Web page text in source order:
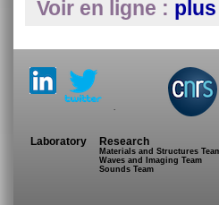
Voir en ligne :
Laboratory Research
Materials and Structures
Waves and Imaging Team
Sounds Team